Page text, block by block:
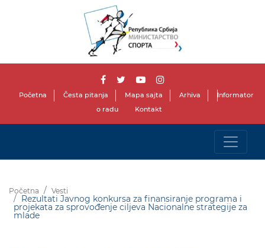
Početna Česta pitanja Mapa sajta Arhiva
Informator
o radu
Kontakt
Početna Vesti
Rezultati Javnog konkursa za finansiranje programa i
projekata za sprovođenje ciljeva Nacionalne strategije za
mlade